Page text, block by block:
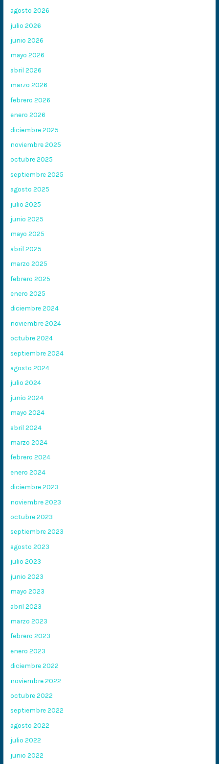
agosto 2026
julio 2026
junio 2026
mayo 2026
abril 2026
marzo 2026
febrero 2026
enero 2026
diciembre 2025
noviembre 2025
octubre 2025
septiembre 2025
agosto 2025
julio 2025
junio 2025
mayo 2025
abril 2025
marzo 2025
febrero 2025
enero 2025
diciembre 2024
noviembre 2024
octubre 2024
septiembre 2024
agosto 2024
julio 2024
junio 2024
mayo 2024
abril 2024
marzo 2024
febrero 2024
enero 2024
diciembre 2023
noviembre 2023
octubre 2023
septiembre 2023
agosto 2023
julio 2023
junio 2023
mayo 2023
abril 2023
marzo 2023
febrero 2023
enero 2023
diciembre 2022
noviembre 2022
octubre 2022
septiembre 2022
agosto 2022
julio 2022
junio 2022